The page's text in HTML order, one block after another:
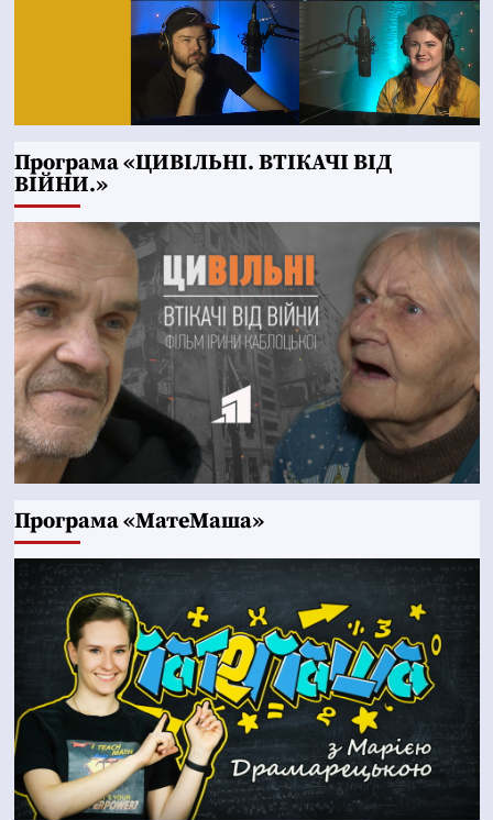
Програма «ЦИВІЛЬНІ. ВТІКАЧІ ВІД
ВІЙНИ.»
Програма «МатеМаша»